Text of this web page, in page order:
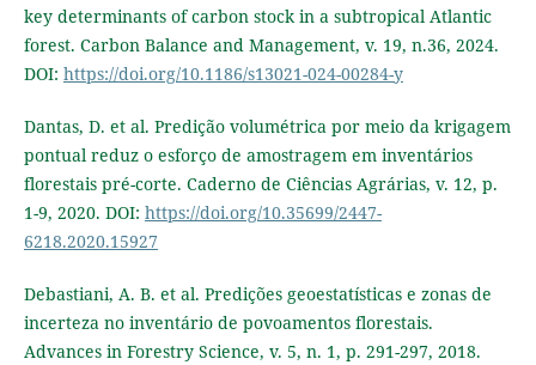
key determinants of carbon stock in a subtropical Atlantic
forest. Carbon Balance and Management, v. 19, n.36, 2024.
DOI: https://doi.org/10.1186/s13021-024-00284-y
Dantas, D. et al. Predição volumétrica por meio da krigagem
pontual reduz o esforço de amostragem em inventários
florestais pré-corte. Caderno de Ciências Agrárias, v. 12, p.
1-9, 2020. DOI: https://doi.org/10.35699/2447-
6218.2020.15927
Debastiani, A. B. et al. Predições geoestatísticas e zonas de
incerteza no inventário de povoamentos florestais.
Advances in Forestry Science, v. 5, n. 1, p. 291-297, 2018.